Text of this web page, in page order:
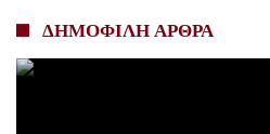
ΔΗΜΟΦΙΛΗ ΑΡΘΡΑ